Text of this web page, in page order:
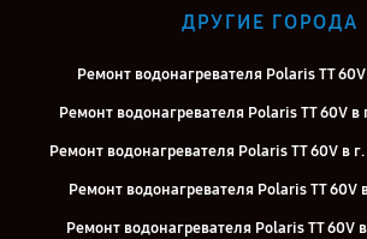
ДРУГИЕ ГОРОДА
Ремонт водонагревателя Polaris TT
Ремонт водонагревателя Polaris TT 60V в
Ремонт водонагревателя Polaris TT 60V в
Ремонт водонагревателя Polaris TT 60V
Ремонт водонагревателя Polaris TT 60V